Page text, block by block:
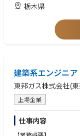
原料設備、計量設備、
【入社後の教育イメージ
栃木県
建築系エンジニア
東邦ガス株式会社(
上場企業
仕事内容